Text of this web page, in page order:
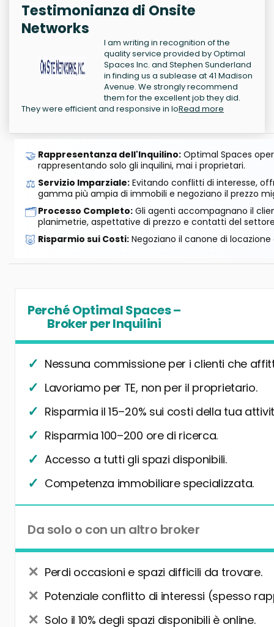
Testimonianza di Onsite
Networks
I am writing in recognition of the
quality service provided by Optimal
Spaces Inc. and Stephen Sunderland
in finding us a sublease at 41 Madison
Avenue. We strongly recommend
them for the excellent job they did.
They were efficient and responsive in loRead more
🤝 Rappresentanza dell'Inquilino: Optimal Spaces
rappresentando solo gli inquilini, mai i proprietari.
⚖️ Servizio Imparziale: Evitando conflitti di interesse,
gamma più ampia di immobili e negoziano il prezzo
🗂️Processo Completo: Gli agenti accompagnano il
planimetrie, aspettative di prezzo e contatti del
🐷 Risparmio sui Costi: Negoziano il canone di
Perché Optimal Spaces –
Broker per Inquilini
Nessuna commissione per i clienti che
Lavoriamo per TE, non per il proprietario.
Risparmia il 15–20% sui costi della tua
Risparmia 100–200 ore di ricerca.
Accesso a tutti gli spazi disponibili.
Competenza immobiliare specializzata.
Da solo o con un altro broker
Perdi occasioni e spazi difficili da trovare.
Potenziale conflitto di interessi (spesso
Solo il 10% degli spazi disponibili è online.